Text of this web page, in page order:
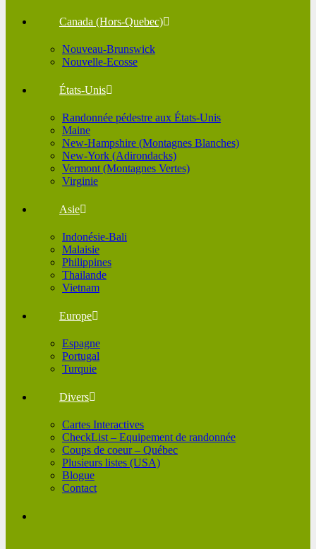
Canada (Hors-Quebec)
Nouveau-Brunswick
Nouvelle-Ecosse
États-Unis
Randonnée pédestre aux États-Unis
Maine
New-Hampshire (Montagnes Blanches)
New-York (Adirondacks)
Vermont (Montagnes Vertes)
Virginie
Asie
Indonésie-Bali
Malaisie
Philippines
Thailande
Vietnam
Europe
Espagne
Portugal
Turquie
Divers
Cartes Interactives
CheckList – Equipement de randonnée
Coups de coeur – Québec
Plusieurs listes (USA)
Blogue
Contact